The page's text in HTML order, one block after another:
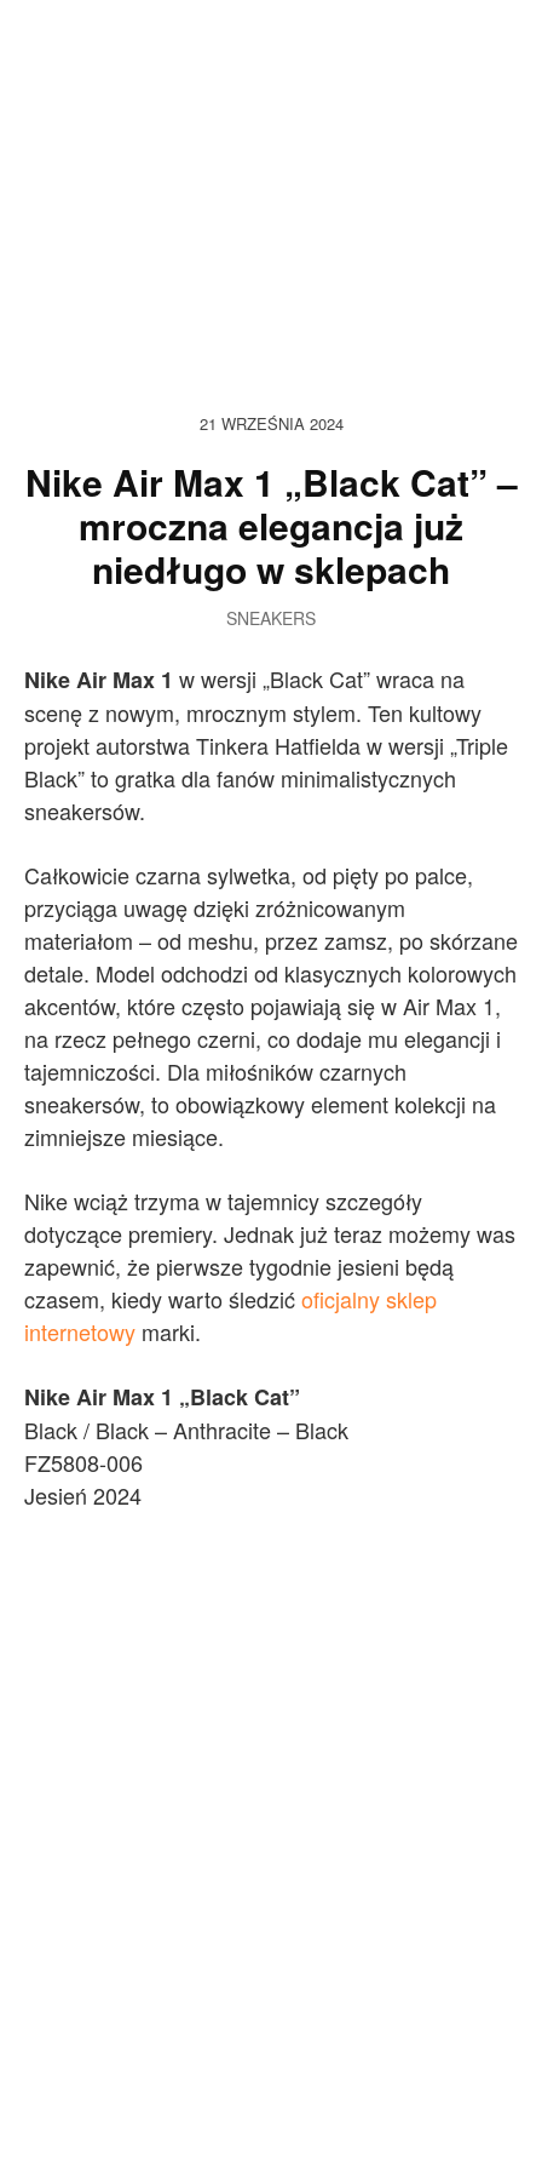
21 WRZEŚNIA 2024
Nike Air Max 1 „Black Cat” –
mroczna elegancja już
niedługo w sklepach
SNEAKERS
Nike Air Max 1 w wersji „Black Cat” wraca na
scenę z nowym, mrocznym stylem. Ten kultowy
projekt autorstwa Tinkera Hatfielda w wersji „Triple
Black” to gratka dla fanów minimalistycznych
sneakersów.
Całkowicie czarna sylwetka, od pięty po palce,
przyciąga uwagę dzięki zróżnicowanym
materiałom – od meshu, przez zamsz, po skórzane
detale. Model odchodzi od klasycznych kolorowych
akcentów, które często pojawiają się w Air Max 1,
na rzecz pełnego czerni, co dodaje mu elegancji i
tajemniczości. Dla miłośników czarnych
sneakersów, to obowiązkowy element kolekcji na
zimniejsze miesiące.
Nike wciąż trzyma w tajemnicy szczegóły
dotyczące premiery. Jednak już teraz możemy was
zapewnić, że pierwsze tygodnie jesieni będą
czasem, kiedy warto śledzićoficjalny sklep
internetowy marki.
Nike Air Max 1 „Black Cat”
Black / Black – Anthracite – Black
FZ5808-006
Jesień 2024